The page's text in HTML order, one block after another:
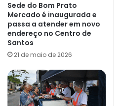
Sede do Bom Prato
Mercado é inaugurada e
passa a atender em novo
endereço no Centro de
Santos
21 de maio de 2026